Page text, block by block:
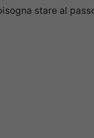
stare al